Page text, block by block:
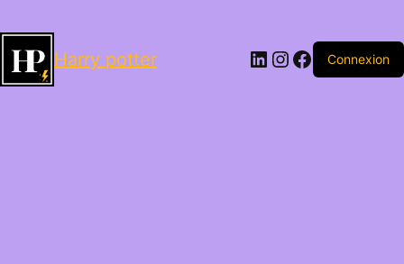
Harry potter LinkedIn
Instagram
Facebook
Connexion